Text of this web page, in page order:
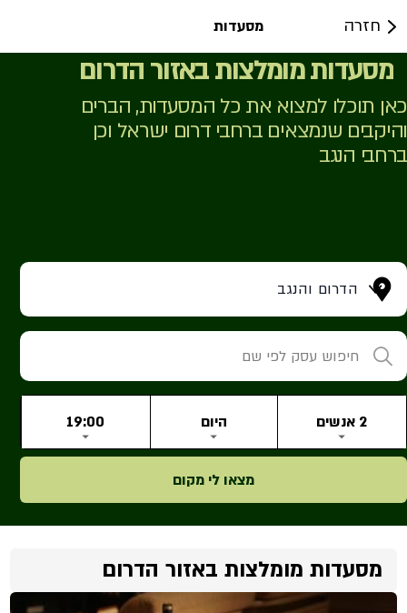
חזרה מסעדות
מסעדות מומלצות באזור הדרום
כאן תוכלו למצוא את כל המסעדות, הברים
והיקבים שנמצאים ברחבי דרום ישראל וכן
ברחבי הנגב
הדרום והנגב
חיפוש עסק לפי שם
2 אנשים היום 19:00
מצאו לי מקום
מסעדות מומלצות באזור הדרום